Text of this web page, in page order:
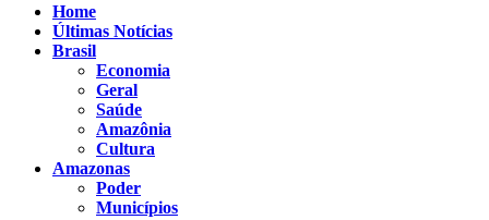
Home
Últimas Notícias
Brasil
Economia
Geral
Saúde
Amazônia
Cultura
Amazonas
Poder
Municípios